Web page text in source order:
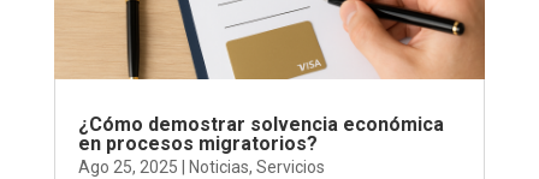
¿Cómo demostrar solvencia económica
en procesos migratorios?
Ago 25, 2025 Noticias, Servicios